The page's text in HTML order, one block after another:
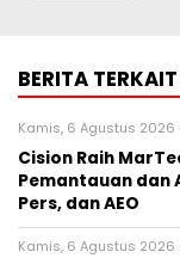
BERITA TERKAIT
Kamis, 6 Agustus 2026
Cision Raih
Pemantauan dan
Pers, dan AEO
Kamis, 6 Agustus 2026